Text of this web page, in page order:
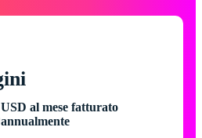
USD al mese fatturato
annualmente